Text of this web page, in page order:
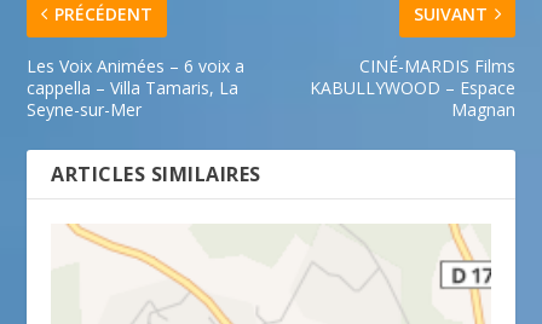
PRÉCÉDENT
Les Voix Animées – 6 voix a
cappella – Villa Tamaris, La
Seyne-sur-Mer
SUIVANT
CINÉ-MARDIS Films
KABULLYWOOD – Espace
Magnan
ARTICLES SIMILAIRES